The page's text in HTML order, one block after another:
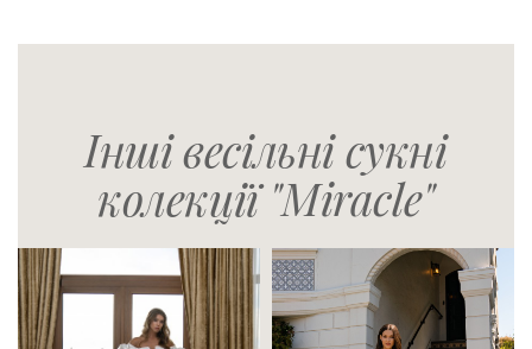
Інші весільні сукні
колекції "Miracle"